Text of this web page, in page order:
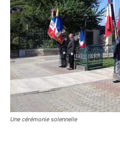
Une cérémonie solennelle